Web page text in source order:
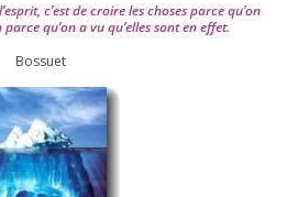
c’est de croire les choses parce qu’on
qu’on a vu qu’elles sont en effet.
Bossuet